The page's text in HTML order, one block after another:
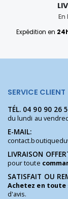
Expédition en
SERVICE CLIENT
TÉL. 04 90 90 26
du lundi au
E-MAIL:
LIVRAISON
pour toute
SATISFAIT OU
Achetez en toute
d'avis.